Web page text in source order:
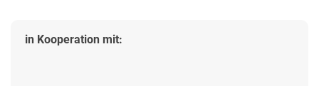
in Kooperation mit: